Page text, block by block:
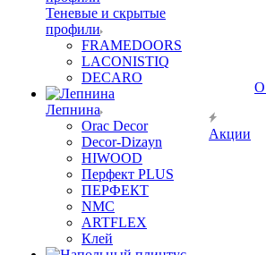
Теневые и скрытые
профили
FRAMEDOORS
LACONISTIQ
DECARO
Лепнина
Orac Decor
Decor-Dizayn
HIWOOD
Перфект PLUS
ПЕРФЕКТ
NMC
ARTFLEX
Клей
Акции
О